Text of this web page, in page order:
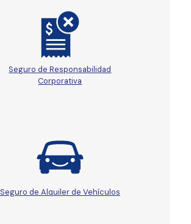
Seguro de Responsabilidad
Corporativa
Seguro de Alquiler de Vehículos